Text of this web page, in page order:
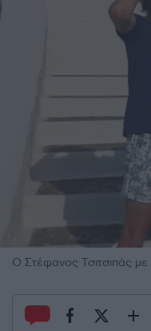
Ο Στέφανος Τσιτσιπάς